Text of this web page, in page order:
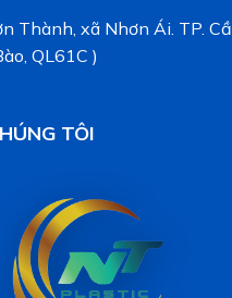
Thành, xã Nhơn Ái. TP.
QL61C )
TÔI